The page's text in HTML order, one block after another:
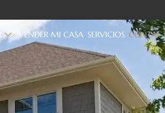
VENDER MI CASA SERVICIOS